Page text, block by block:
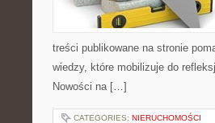
treści publikowane na stronie
wiedzy, które mobilizuje do
Nowości na […]
CATEGORIES: NIERUCHOMOŚCI